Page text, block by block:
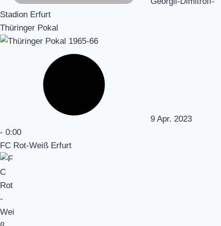
Stadion Erfurt
Thüringer Pokal
9 Apr. 2023
- 0:00
FC Rot-Weiß Erfurt